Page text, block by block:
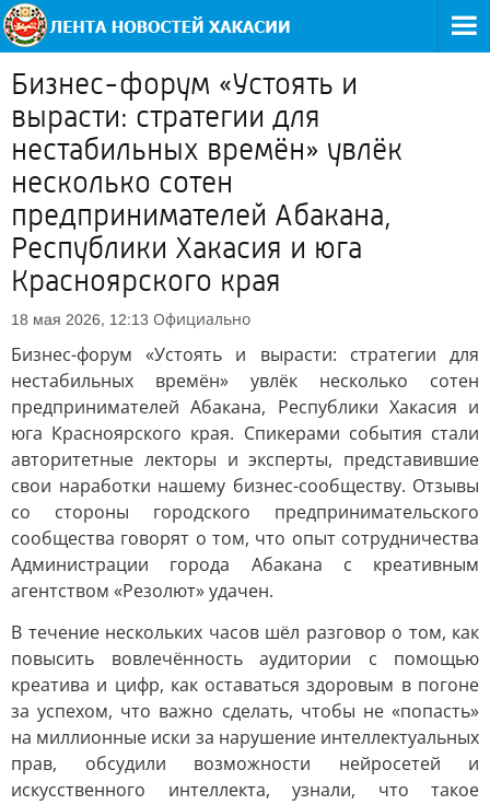
Бизнес-форум «Устоять и
вырасти: стратегии для
нестабильных времён» увлёк
несколько сотен
предпринимателей Абакана,
Республики Хакасия и юга
Красноярского края
18 мая 2026, 12:13 Официально
Бизнес-форум «Устоять и вырасти: стратегии для
нестабильных времён» увлёк несколько сотен
предпринимателей Абакана, Республики Хакасия и
юга Красноярского края. Спикерами события стали
авторитетные лекторы и эксперты, представившие
свои наработки нашему бизнес-сообществу. Отзывы
со стороны городского предпринимательского
сообщества говорят о том, что опыт сотрудничества
Администрации города Абакана с креативным
агентством «Резолют» удачен.
В течение нескольких часов шёл разговор о том, как
повысить вовлечённость аудитории с помощью
креатива и цифр, как оставаться здоровым в погоне
за успехом, что важно сделать, чтобы не «попасть»
на миллионные иски за нарушение интеллектуальных
прав, обсудили возможности нейросетей и
искусственного интеллекта, узнали, что такое